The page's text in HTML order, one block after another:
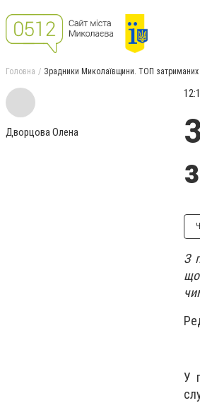
Головна Зрадники Миколаївщини. ТОП
Дворцова Олена
З
У